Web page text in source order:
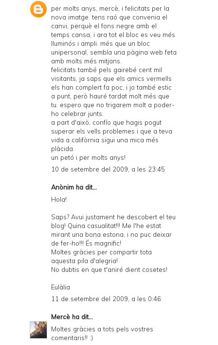
per molts anys, mercè, i felicitats per la
nova imatge. tens raó que convenia el
canvi, perquè el fons negre amb el
temps cansa, i ara tot el bloc es veu més
lluminós i ampli. més que un bloc
unipersonal, sembla una pàgina web feta
amb molts més mitjans.
felicitats també pels gairebé cent mil
visitants, ja saps que els amics vermells
els han complert fa poc, i jo també estic
a punt, però hauré tardat molt més que
tu. espero que no trigarem molt a poder-
ho celebrar junts.
a part d'això, confío que hagis pogut
superar els vells problemes i que a teva
vida a califòrnia sigui una mica més
plàcida.
un petó i per molts anys!
10 de setembre del 2009, a les 23:45
Anònim ha dit...
Hola!
Saps? Avui justament he descobert el teu
blog! Quina casualitat!!! Me l'he estat
mirant una bona estona, i no puc deixar
de fer-ho!!! És magnific!
Moltes gràcies per compartir tota
aquesta pila d'alegria!
No dubtis en que t'aniré dient cosetes!
Eulàlia
11 de setembre del 2009, a les 0:46
Mercè ha dit...
Moltes gràcies a tots pels vostres
comentaris!! :)